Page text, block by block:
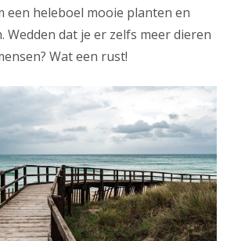
een heleboel mooie planten en
Wedden dat je er zelfs meer dieren
Wat een rust!